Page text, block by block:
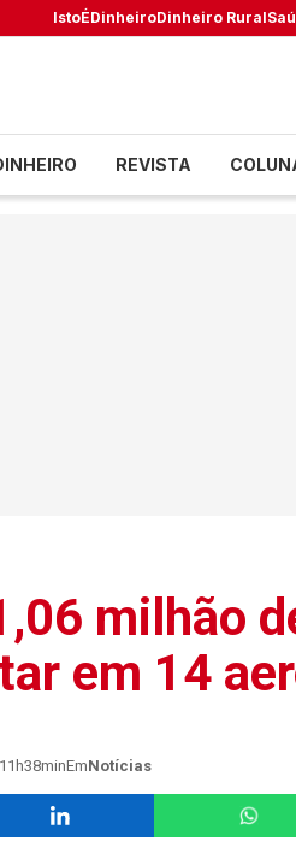
IstoÉDinheiroDinheiro Rural
REVISTA
milhão
em 14
EmNotícias